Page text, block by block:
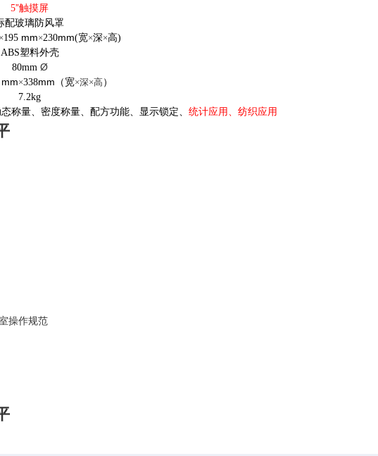
5”触摸屏
配玻璃防风罩
195mm×230mm(宽×深×高)
ABS塑料外壳
80mm Ø
×338mm （宽×深×高）
7.2kg
称量、密度称量、配方功能、显示锁定、 统计应用、纺织应用
操作规范